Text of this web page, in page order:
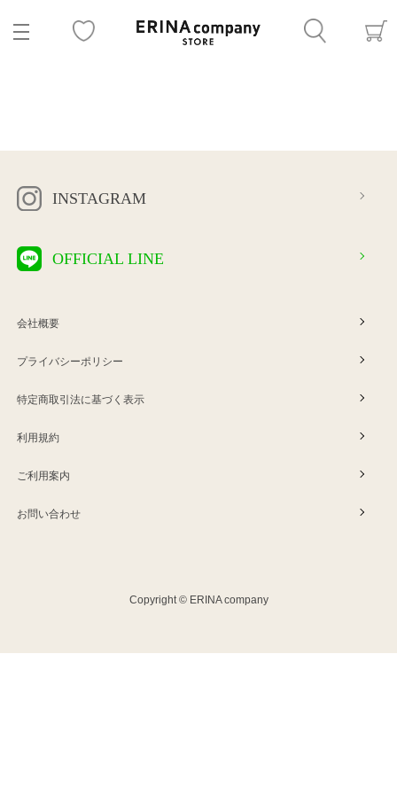
INSTAGRAM
OFFICIAL LINE
会社概要
プライバシーポリシー
特定商取引法に基づく表示
利用規約
ご利用案内
お問い合わせ
Copyright © ERINA company